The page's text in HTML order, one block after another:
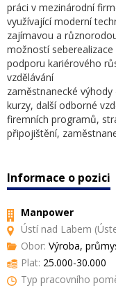
práci v mezinárodní
využívající moderní
zajímavou a
možností seberealizace
podporu kariérového
vzdělávání
zaměstnanecké
kurzy, další odborné
firemních programů,
připojištění,
Informace o pozici
Manpower
Ústí nad Labem
Obor: Výroba,
Plat: 25.000-30.000
Typ pracovního